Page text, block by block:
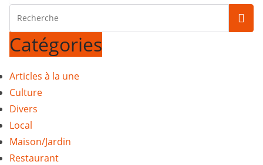
Catégories
Articles à la une
Culture
Divers
Local
Maison/Jardin
Restaurant